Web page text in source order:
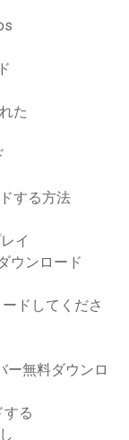
た
する方法
イ
ウンロード
ドしてくださ
ー無料ダウンロ
する